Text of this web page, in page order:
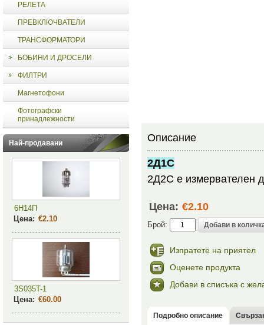
РЕЛЕТА
ПРЕВКЛЮЧВАТЕЛИ
ТРАНСФОРМАТОРИ
БОБИНИ И ДРОСЕЛИ
ФИЛТРИ
Магнетофони
Фотографски
принадлежности
Най-продавани
6Н14П
Цена: €2.10
3S035T-1
Цена: €60.00
Описание
2Д1С
2Д2С е измервателен
Цена: €2.10
Брой:
Изпратете на приятел
Оценете продукта
Добави в списъка с
Подробно описание